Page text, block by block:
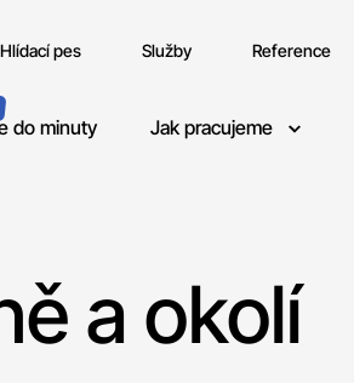
Hlídací pes Služby Reference
do minuty Jak pracujeme
a okolí